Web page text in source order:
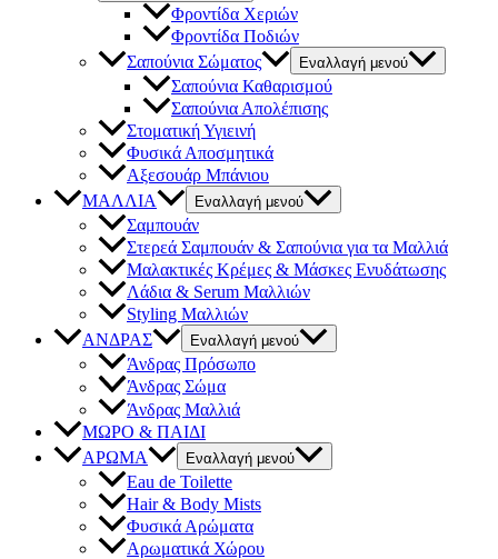
Φροντίδα Χεριών
Φροντίδα Ποδιών
Σαπούνια Σώματος
Εναλλαγή μενού
Σαπούνια Καθαρισμού
Σαπούνια Απολέπισης
Στοματική Υγιεινή
Φυσικά Αποσμητικά
Αξεσουάρ Μπάνιου
ΜΑΛΛΙΑ
Εναλλαγή μενού
Σαμπουάν
Στερεά Σαμπουάν & Σαπούνια για τα Μαλλιά
Μαλακτικές Κρέμες & Μάσκες Ενυδάτωσης
Λάδια & Serum Μαλλιών
Styling Μαλλιών
ΑΝΔΡΑΣ
Εναλλαγή μενού
Άνδρας Πρόσωπο
Άνδρας Σώμα
Άνδρας Μαλλιά
ΜΩΡΟ & ΠΑΙΔΙ
ΑΡΩΜΑ
Εναλλαγή μενού
Eau de Toilette
Hair & Body Mists
Φυσικά Αρώματα
Αρωματικά Χώρου